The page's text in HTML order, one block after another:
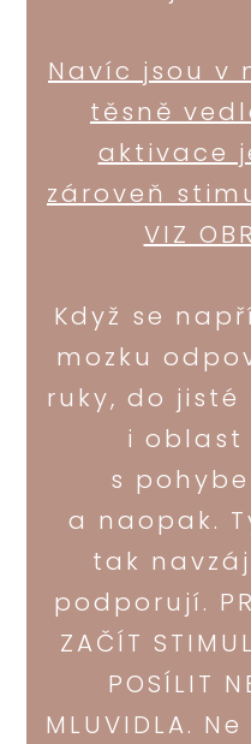
Navíc jsou v
těsně
aktivace
zároveň
VIZ
Když se
mozku
ruky, do jisté
i oblast
s
a naopak.
tak
podporují.
ZAČÍT
POSÍLIT
MLUVIDLA.